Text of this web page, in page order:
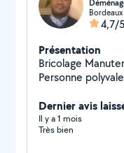
4,7/5
Présentation
Bricolage Manutention Aide à la personne Bonjour,
Personne
meubles, pose
réparations Manutention : aide au déménagement,
port de charges, Aide à la personne : courses,
Dernier avis
Il y a 1 mois
Très bien